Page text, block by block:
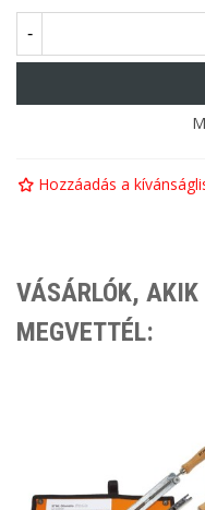
-
Hozzáadás a
VÁSÁRLÓK,
MEGVETTÉL: